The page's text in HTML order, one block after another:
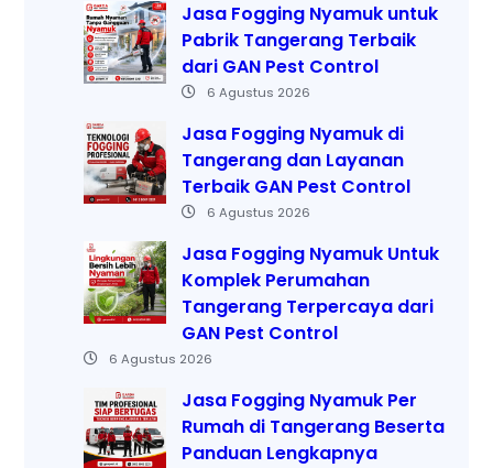
Jasa Fogging Nyamuk untuk
Pabrik Tangerang Terbaik
dari GAN Pest Control
6 Agustus 2026
Jasa Fogging Nyamuk di
Tangerang dan Layanan
Terbaik GAN Pest Control
6 Agustus 2026
Jasa Fogging Nyamuk Untuk
Komplek Perumahan
Tangerang Terpercaya dari
GAN Pest Control
6 Agustus 2026
Jasa Fogging Nyamuk Per
Rumah di Tangerang Beserta
Panduan Lengkapnya